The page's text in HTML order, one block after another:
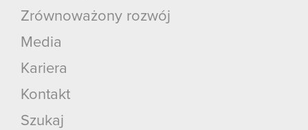
Zrównoważony rozwój
Media
Kariera
Kontakt
Szukaj